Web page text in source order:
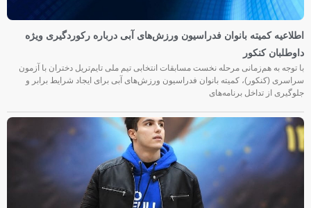
اطلاعیه کمیته بانوان فدراسیون ورزش‌های آبی درباره رکوردگیری ویژه
داوطلبان کنکور
با توجه به هم‌زمانی مرحله نخست مسابقات انتخابی تیم ملی تایم‌تریل دختران با آزمون
سراسری (کنکور)، کمیته بانوان فدراسیون ورزش‌های آبی برای ایجاد شرایط برابر و
جلوگیری از تداخل برنامه‌های